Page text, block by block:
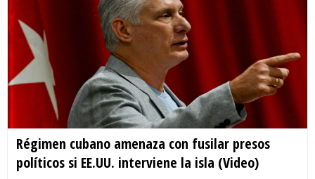
Régimen cubano amenaza con fusilar presos
políticos si EE.UU. interviene la isla (Video)